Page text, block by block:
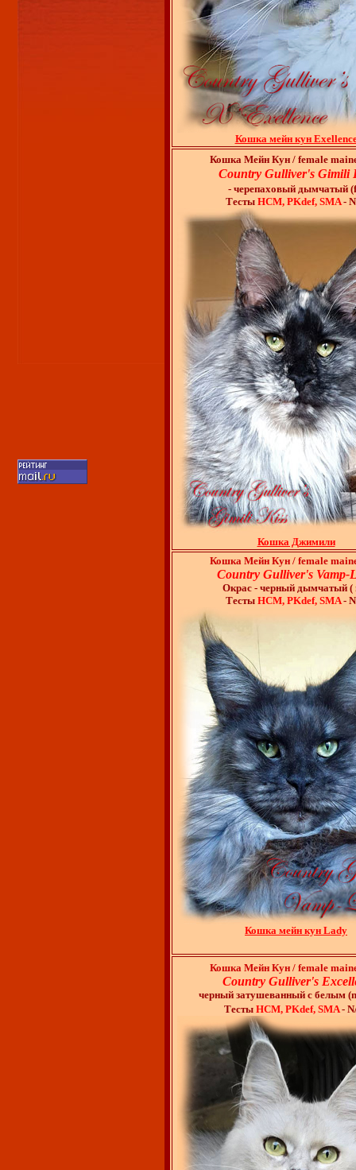
Кошка мейн кун
Кошка Мейн Кун / female
Country Gulliver's Gimili
- черепаховый дымчатый
Тесты HCM, PKdef, SMA-
Кошка Джимили
Кошка Мейн Кун / female
Country Gulliver's Vamp-
Окрас - черный дымчатый (
Тесты HCM, PKdef, SMA-
Кошка мейн кун Lady
Кошка Мейн Кун / female
Country Gulliver's
черный затушеванный с белым
Тесты HCM, PKdef, SMA-